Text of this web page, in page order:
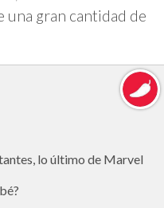
una gran cantidad de
lo último de Marvel